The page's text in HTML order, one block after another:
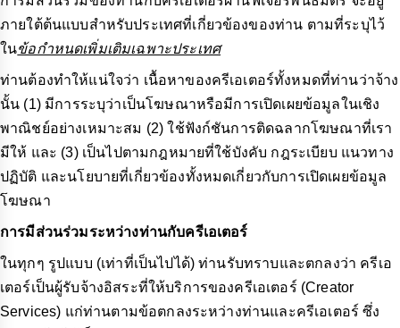
ภายใต้ต้นแบบสำหรับประเทศที่เกี่ยวข้องของท่าน ตามที่ระบุไว้
ในข้อกำหนดเพิ่มเติมเฉพาะประเทศ
ท่านต้องทำให้แน่ใจว่า เนื้อหาของครีเอเตอร์ทั้งหมดที่ท่านว่าจ้าง
นั้น (1) มีการระบุว่าเป็นโฆษณาหรือมีการเปิดเผยข้อมูลในเชิง
พาณิชย์อย่างเหมาะสม (2) ใช้ฟังก์ชันการติดฉลากโฆษณาที่เรา
มีให้ และ (3) เป็นไปตามกฎหมายที่ใช้บังคับ กฎระเบียบ แนวทาง
ปฏิบัติ และนโยบายที่เกี่ยวข้องทั้งหมดเกี่ยวกับการเปิดเผยข้อมูล
โฆษณา
การมีส่วนร่วมระหว่างท่านกับครีเอเตอร์
ในทุกๆ รูปแบบ (เท่าที่เป็นไปได้) ท่านรับทราบและตกลงว่า ครีเอ
เตอร์เป็นผู้รับจ้างอิสระที่ให้บริการของครีเอเตอร์ (Creator
Services) แก่ท่านตามข้อตกลงระหว่างท่านและครีเอเตอร์ ซึ่ง